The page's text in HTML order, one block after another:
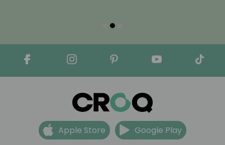
Apple Store Google Play